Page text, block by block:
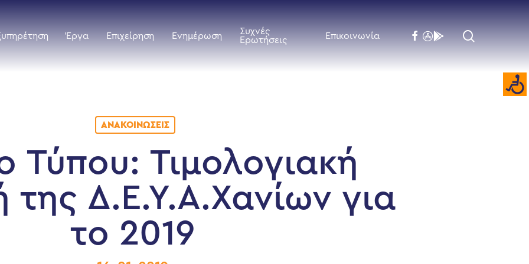
Έργα Επιχείρηση Ενημέρωση
Συχνές
Ερωτήσεις
Επικοινωνία facebook
flickrbehance
ΑΝΑΚΟΙΝΏΣΕΙΣ
Τύπου: Τιμολογιακή
της Δ.Ε.Υ.Α.Χανίων για
το 2019